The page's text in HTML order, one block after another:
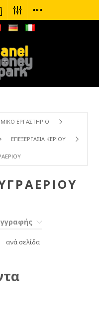
ΕΡΓΑΣΤΉΡΙΟ
ΕΠΕΞΕΡΓΑΣΊΑ ΚΕΡΙΟΎ
ανά σελίδα